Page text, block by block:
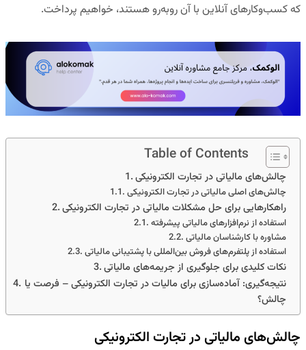
که کسب‌وکارهای آنلاین با آن روبه‌رو هستند، خواهیم پرداخت.
Table of Contents
چالش‌های مالیاتی در تجارت الکترونیکی
چالش‌های اصلی مالیاتی در تجارت الکترونیکی
راهکارهایی برای حل مشکلات مالیاتی در تجارت الکترونیکی
استفاده از نرم‌افزارهای مالیاتی پیشرفته
مشاوره با کارشناسان مالیاتی
استفاده از پلتفرم‌های فروش بین‌المللی با پشتیبانی مالیاتی
نکات کلیدی برای جلوگیری از جریمه‌های مالیاتی
نتیجه‌گیری: آماده‌سازی برای مالیات در تجارت الکترونیکی – فرصت یا
چالش؟
چالش‌های مالیاتی در تجارت الکترونیکی